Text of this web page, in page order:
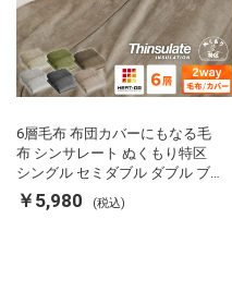
6層毛布 布団カバーにもなる毛
布 シンサレート ぬくもり特区
シングル セミダブル ダブル ブ
ランケット 掛け布団カバー フラ
ンネル 保温 蓄熱 吸湿 発熱 断熱
￥5,980 (税込)